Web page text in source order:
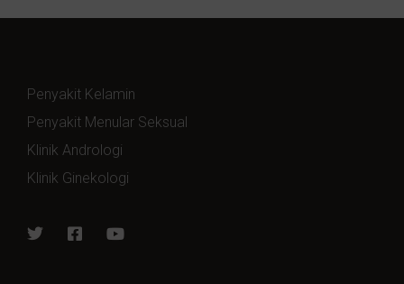
Penyakit Kelamin
Penyakit Menular Seksual
Klinik Andrologi
Klinik Ginekologi